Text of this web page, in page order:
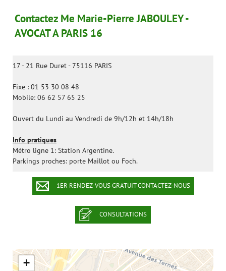
Contactez Me Marie-Pierre JABOULEY -
AVOCAT A PARIS 16
17 - 21 Rue Duret - 75116 PARIS
Fixe : 01 53 30 08 48
Mobile: 06 62 57 65 25
Ouvert du Lundi au Vendredi de 9h/12h et 14h/18h
Info pratiques
Métro ligne 1: Station Argentine.
Parkings proches: porte Maillot ou Foch.
1ER RENDEZ-VOUS GRATUIT CONTACTEZ-NOUS
CONSULTATIONS
+